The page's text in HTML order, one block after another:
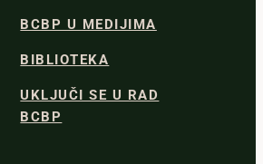
BCBP U MEDIJIMA
BIBLIOTEKA
UKLJUČI SE U RAD
BCBP